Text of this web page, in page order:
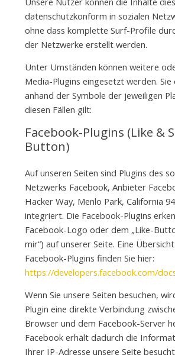
datenschutzkonform in sozialen
ohne dass komplette Surf-Profile
der Netzwerke erstellt werden.
Unter Umständen können weitere
Media-Plugins eingesetzt werden. Sie
anhand der Symbole der jeweiligen
diesen Fällen gilt:
Facebook-Plugins (Like &
Button)
Auf unseren Seiten sind Plugins des
Netzwerks Facebook, Anbieter
Hacker Way, Menlo Park, California
integriert. Die Facebook-Plugins
Facebook-Logo oder dem „Like-
mir“) auf unserer Seite. Eine
Facebook-Plugins finden Sie hier:
https://developers.facebook.com/
Wenn Sie unsere Seiten besuchen,
Plugin eine direkte Verbindung
Browser und dem Facebook-Server
Facebook erhält dadurch die
Ihrer IP-Adresse unsere Seite